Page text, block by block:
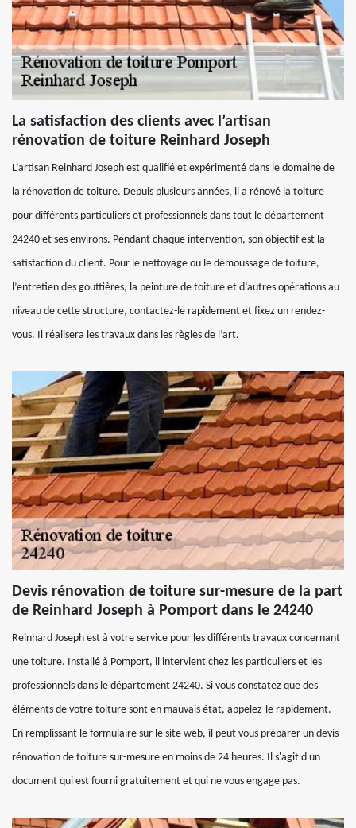
La satisfaction des clients avec l’artisan
rénovation de toiture Reinhard Joseph
L’artisan Reinhard Joseph est qualifié et expérimenté dans le domaine de
la rénovation de toiture. Depuis plusieurs années, il a rénové la toiture
pour différents particuliers et professionnels dans tout le département
24240 et ses environs. Pendant chaque intervention, son objectif est la
satisfaction du client. Pour le nettoyage ou le démoussage de toiture,
l’entretien des gouttières, la peinture de toiture et d’autres opérations au
niveau de cette structure, contactez-le rapidement et fixez un rendez-
vous. Il réalisera les travaux dans les règles de l’art.
Devis rénovation de toiture sur-mesure de la part
de Reinhard Joseph à Pomport dans le 24240
Reinhard Joseph est à votre service pour les différents travaux concernant
une toiture. Installé à Pomport, il intervient chez les particuliers et les
professionnels dans le département 24240. Si vous constatez que des
éléments de votre toiture sont en mauvais état, appelez-le rapidement.
En remplissant le formulaire sur le site web, il peut vous préparer un devis
rénovation de toiture sur-mesure en moins de 24 heures. Il s'agit d'un
document qui est fourni gratuitement et qui ne vous engage pas.